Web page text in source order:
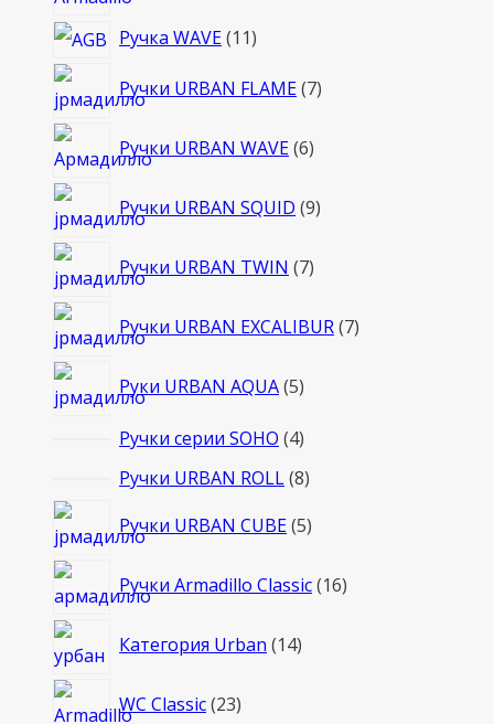
Ручка WAVE 1111
Ручки URBAN FLAME 77
Ручки URBAN WAVE 66
Ручки URBAN SQUID 99
Ручки URBAN TWIN 77
Ручки URBAN EXCALIBUR 77
Руки URBAN AQUA 55
Ручки серии SOHO 44
товара
Ручки URBAN ROLL 88
Ручки URBAN CUBE 55
Ручки Armadillo Classic 1616
Категория Urban 1414
WC Classic 2323